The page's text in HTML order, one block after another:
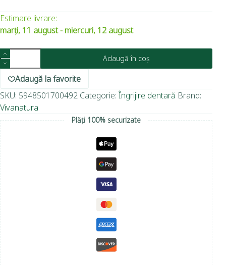
Estimare livrare:
marți, 11 august - miercuri, 12 august
Adaugă în coș
Adaugă la favorite
SKU: 5948501700492 Categorie: Îngrijire dentară Brand:
Vivanatura
Plăți 100% securizate